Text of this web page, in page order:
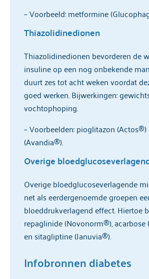
– Voorbeeld: metformine
Thiazolidinedionen
Thiazolidinedionen bevorderen de
insuline op een nog onbekende
duurt zes tot acht weken voordat
goed werken. Bijwerkingen:
vochtophoping.
– Voorbeelden: pioglitazon
(Avandia®).
Overige
Overige bloedglucoseverlagende
net als eerdergenoemde groepen
bloeddrukverlagend effect. Hiertoe
repaglinide (Novonorm®),
en sitagliptine (Januvia®).
Infobronnen diabetes